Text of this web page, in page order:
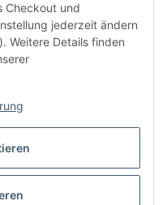
Checkout und
jederzeit ändern
Weitere Details finden